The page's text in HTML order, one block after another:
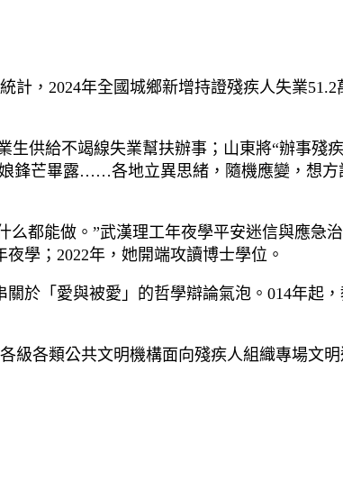
，2024年全國城鄉新增持證殘疾人失業51.2
供給不竭線失業幫扶辦事；山東將“辦事殘
鋒芒畢露……各地立異思緒，隨機應變，想方
么都能做。”武漢理工年夜學平安迷信與應急
學；2022年，她開端攻讀博士學位。
於「愛與被愛」的哲學辯論氣泡。014年起
各類公共文明機構面向殘疾人組織專場文明